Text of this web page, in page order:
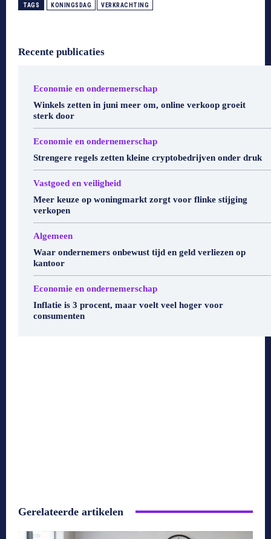
TAGS KONINGSDAG VERKRACHTING
Recente publicaties
Economie en ondernemerschap
Winkels zetten in juni meer om, online verkoop groeit
sterk door
Economie en ondernemerschap
Strengere regels zetten kleine cryptobedrijven onder druk
Vastgoed en veiligheid
Meer keuze op woningmarkt zorgt voor flinke stijging
verkopen
Algemeen
Waar ondernemers onbewust tijd en geld verliezen op
kantoor
Economie en ondernemerschap
Inflatie is 3 procent, maar voelt veel hoger voor
consumenten
Gerelateerde artikelen